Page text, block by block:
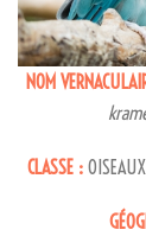
NOM
CLASSE :